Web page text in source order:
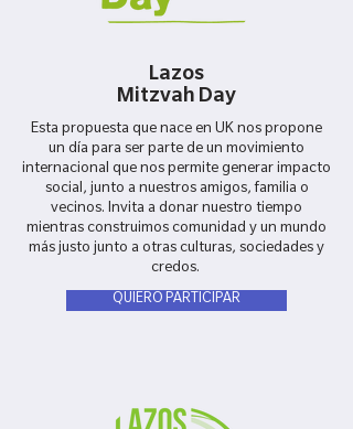
Lazos
Mitzvah Day
Esta propuesta que nace en UK nos propone
un día para ser parte de un movimiento
internacional que nos permite generar impacto
social, junto a nuestros amigos, familia o
vecinos. Invita a donar nuestro tiempo
mientras construimos comunidad y un mundo
más justo junto a otras culturas, sociedades y
credos.
QUIERO PARTICIPAR